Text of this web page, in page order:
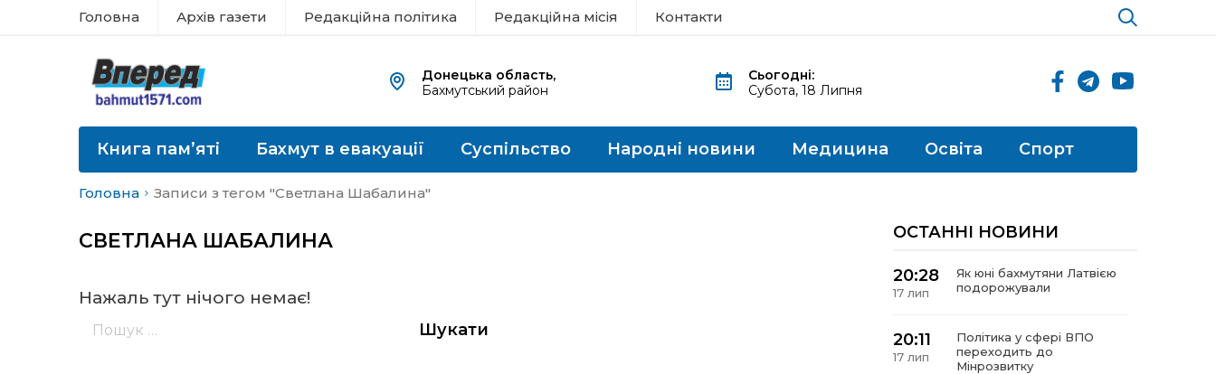
Головна Архів газети Редакційна політика Редакційна місія Контакти
Донецька область,
Бахмутський район
Сьогодні:
Субота, 18 Липня
Книга пам’яті Бахмут в евакуації Суспільство Народні новини Медицина Освіта Спорт
Головна Записи з тегом "Светлана Шабалина"
СВЕТЛАНА ШАБАЛИНА
Нажаль тут нічого немає!
ОСТАННІ НОВИНИ
20:28
17 лип
Як юні бахмутяни Латвією
подорожували
20:11
17 лип
Політика у сфері ВПО
переходить до
Мінрозвитку